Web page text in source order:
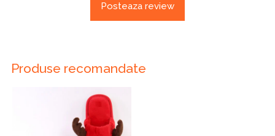
Posteaza review
Produse recomandate